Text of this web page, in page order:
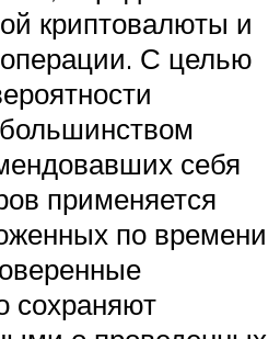
криптовалюты и
С целью
себя
применяется
по времени
сохраняют